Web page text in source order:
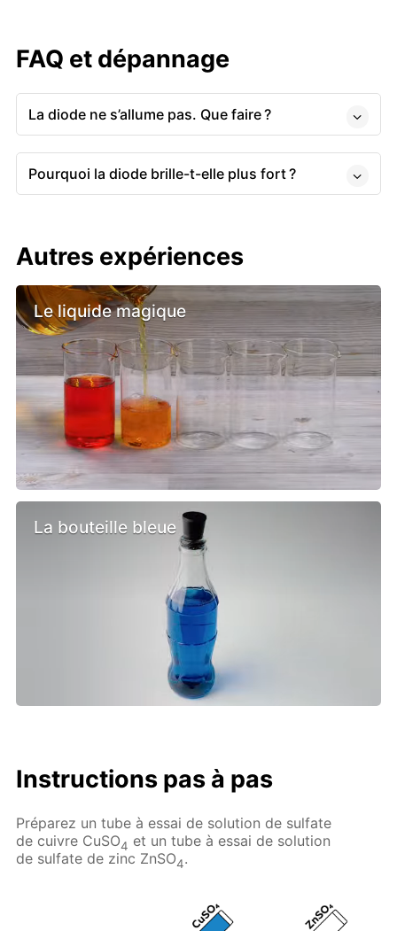
FAQ et dépannage
La diode ne s’allume pas. Que faire ?
Pourquoi la diode brille-t-elle plus fort ?
Autres expériences
Le liquide magique
La bouteille bleue
Instructions pas à pas
Préparez un tube à essai de solution de sulfate
de cuivre CuSO4 et un tube à essai de solution
de sulfate de zinc ZnSO4.